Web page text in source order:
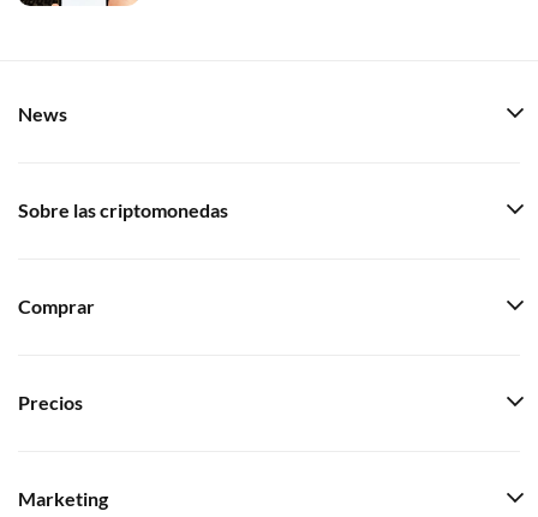
News
Sobre las criptomonedas
Comprar
Precios
Marketing